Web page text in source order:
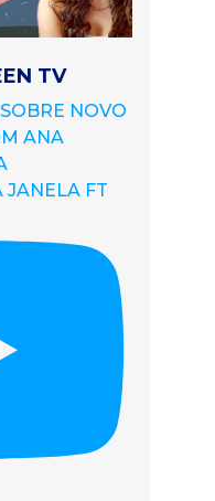
TV
NOVO
ANA
JANELA FT